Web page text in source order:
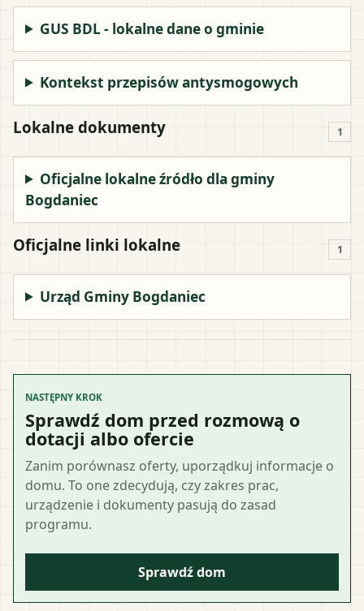
GUS BDL - lokalne dane o gminie
Kontekst przepisów antysmogowych
Lokalne dokumenty 1
Oficjalne lokalne źródło dla gminy
Bogdaniec
Oficjalne linki lokalne 1
Urząd Gminy Bogdaniec
NASTĘPNY KROK
Sprawdź dom przed rozmową o
dotacji albo ofercie
Zanim porównasz oferty, uporządkuj informacje o
domu. To one zdecydują, czy zakres prac,
urządzenie i dokumenty pasują do zasad
programu.
Sprawdź dom